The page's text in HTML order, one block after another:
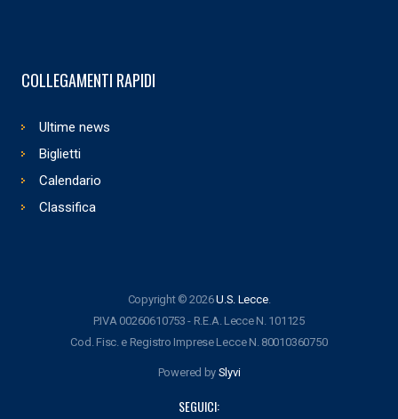
COLLEGAMENTI RAPIDI
Ultime news
Biglietti
Calendario
Classifica
Copyright © 2026U.S. Lecce.
P.IVA 00260610753 - R.E.A. Lecce N. 101125
Cod. Fisc. e Registro Imprese Lecce N. 80010360750
Powered by Slyvi
SEGUICI: